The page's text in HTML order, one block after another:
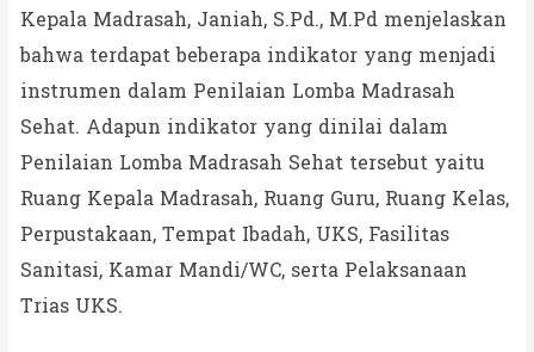
Kepala Madrasah, Janiah, S.Pd., M.Pd menjelaskan
bahwa terdapat beberapa indikator yang menjadi
instrumen dalam Penilaian Lomba Madrasah
Sehat. Adapun indikator yang dinilai dalam
Penilaian Lomba Madrasah Sehat tersebut yaitu
Ruang Kepala Madrasah, Ruang Guru, Ruang Kelas,
Perpustakaan, Tempat Ibadah, UKS, Fasilitas
Sanitasi, Kamar Mandi/WC, serta Pelaksanaan
Trias UKS.